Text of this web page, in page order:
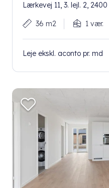
Lærkevej 11, 3. lejl. 2,
36 m2 1 vær.
Leje ekskl. aconto pr. md